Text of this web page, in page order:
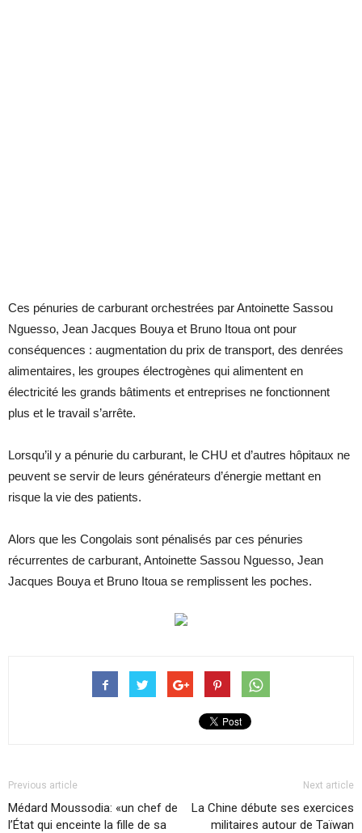
Ces pénuries de carburant orchestrées par Antoinette Sassou
Nguesso, Jean Jacques Bouya et Bruno Itoua ont pour
conséquences : augmentation du prix de transport, des denrées
alimentaires, les groupes électrogènes qui alimentent en
électricité les grands bâtiments et entreprises ne fonctionnent
plus et le travail s’arrête.
Lorsqu’il y a pénurie du carburant, le CHU et d’autres hôpitaux ne
peuvent se servir de leurs générateurs d’énergie mettant en
risque la vie des patients.
Alors que les Congolais sont pénalisés par ces pénuries
récurrentes de carburant, Antoinette Sassou Nguesso, Jean
Jacques Bouya et Bruno Itoua se remplissent les poches.
Previous article
Médard Moussodia: «un chef de
l’État qui enceinte la fille de sa
Next article
La Chine débute ses exercices
militaires autour de Taïwan